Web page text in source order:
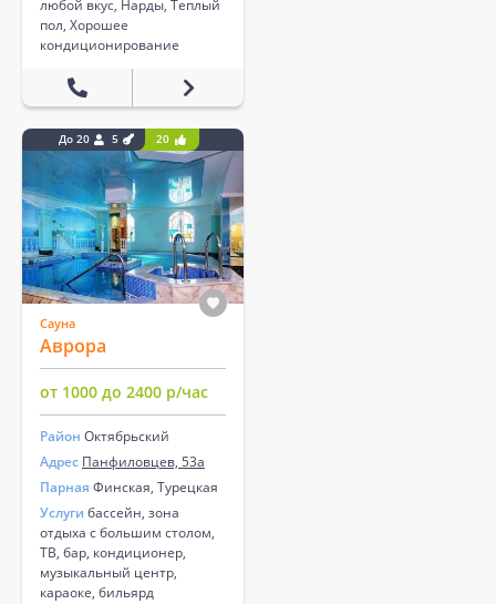
любой вкус, Нарды, Теплый
пол, Хорошее
кондиционирование
До 20 5 20
Сауна
Аврора
от 1000 до 2400 р/час
Район Октябрьский
Адрес Панфиловцев, 53а
Парная Финская, Турецкая
Услуги бассейн, зона
отдыха с большим столом,
ТВ, бар, кондиционер,
музыкальный центр,
караоке, бильярд